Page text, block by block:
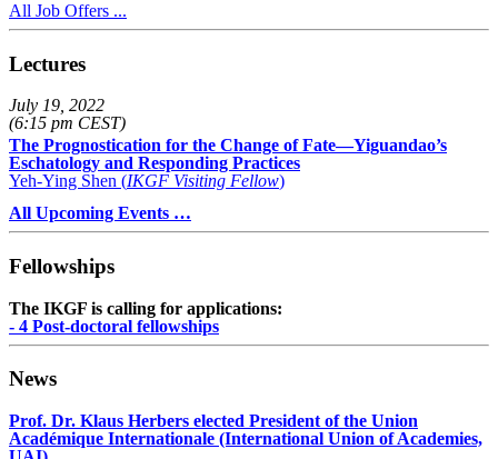
All Job Offers ...
Lectures
July 19, 2022
(6:15 pm CEST)
The Prognostication for the Change of Fate—Yiguandao’s
Eschatology and Responding Practices
Yeh-Ying Shen (IKGF Visiting Fellow)
All Upcoming Events …
Fellowships
The IKGF is calling for applications:
- 4 Post-doctoral fellowships
News
Prof. Dr. Klaus Herbers elected President of the Union
Académique Internationale (International Union of Academies,